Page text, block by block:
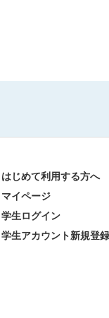
はじめて利用する方へ
マイページ
学生ログイン
学生アカウント新規登録